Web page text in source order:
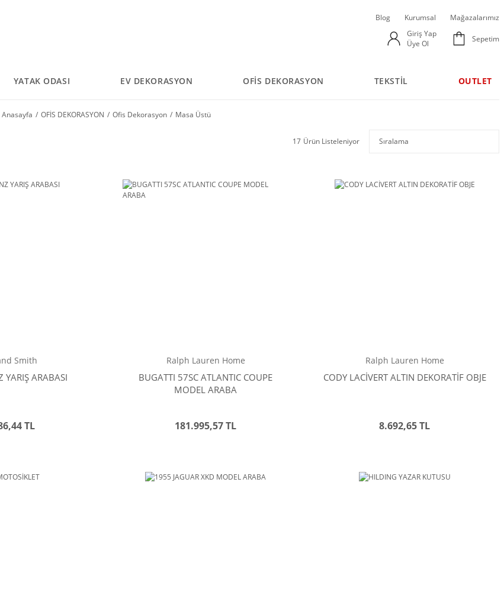
Blog Kurumsal
Mağazalarımız
Giriş Yap
Üye Ol
Sepetim
YATAK ODASI EV DEKORASYON OFİS DEKORASYON TEKSTİL OUTLET
Anasayfa OFİS DEKORASYON Ofis Dekorasyon Masa Üstü
17 Ürün Listeleniyor
Smith
YARIŞ ARABASI
TL
Ralph Lauren Home
BUGATTI 57SC ATLANTIC COUPE
MODEL ARABA
181.995,57 TL
Ralph Lauren Home
CODY LACİVERT ALTIN DEKORATİF OBJE
8.692,65 TL